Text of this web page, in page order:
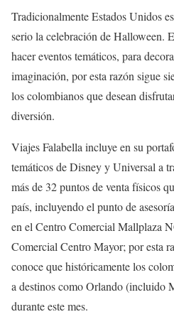
Tradicionalmente Estados Unidos
serio la celebración de Halloween.
hacer eventos temáticos, para
imaginación, por esta razón sigue
los colombianos que desean
diversión.
Viajes Falabella incluye en su
temáticos de Disney y Universal a
más de 32 puntos de venta físicos
país, incluyendo el punto de
en el Centro Comercial Mallplaza
Comercial Centro Mayor; por esta
conoce que históricamente los
a destinos como Orlando (incluido
durante este mes.